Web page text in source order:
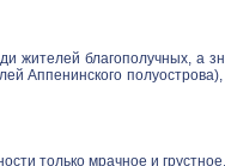
жителей благополучных, а
Аппенинского
только мрачное и